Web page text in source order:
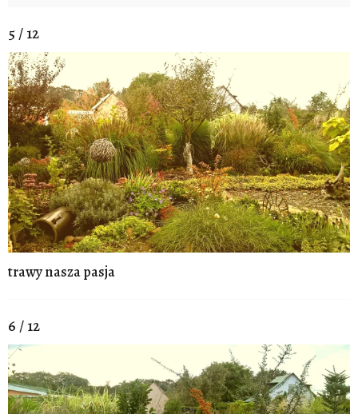
5 / 12
trawy nasza pasja
6 / 12